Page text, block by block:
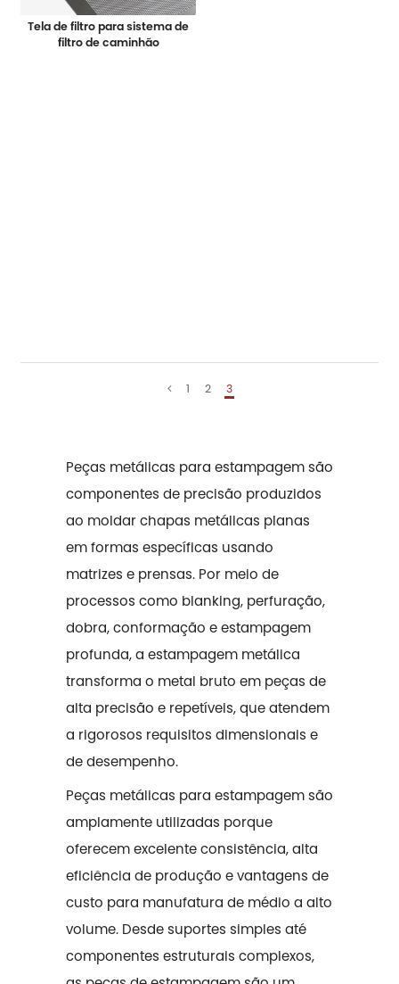
Tela de filtro para sistema de
filtro de caminhão
1 2 3
Peças metálicas para estampagemsão
componentes de precisão produzidos
ao moldar chapas metálicas planas
em formas específicas usando
matrizes e prensas. Por meio de
processos como blanking, perfuração,
dobra, conformação e estampagem
profunda, a estampagem metálica
transforma o metal bruto em peças de
alta precisão e repetíveis, que atendem
a rigorosos requisitos dimensionais e
de desempenho.
Peças metálicas para estampagem são
amplamente utilizadas porque
oferecem excelente consistência, alta
eficiência de produção e vantagens de
custo para manufatura de médio a alto
volume. Desde suportes simples até
componentes estruturais complexos,